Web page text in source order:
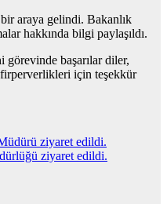
araya gelindi. Bakanlık
hakkında bilgi paylaşıldı.
başarılar diler,
için teşekkür
ziyaret edildi.
ziyaret edildi.